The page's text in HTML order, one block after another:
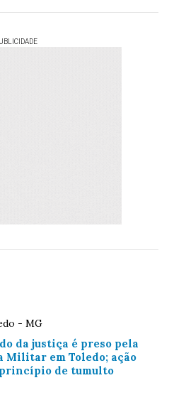
- MG
da justiça é preso pela
Militar em Toledo; ação
de tumulto